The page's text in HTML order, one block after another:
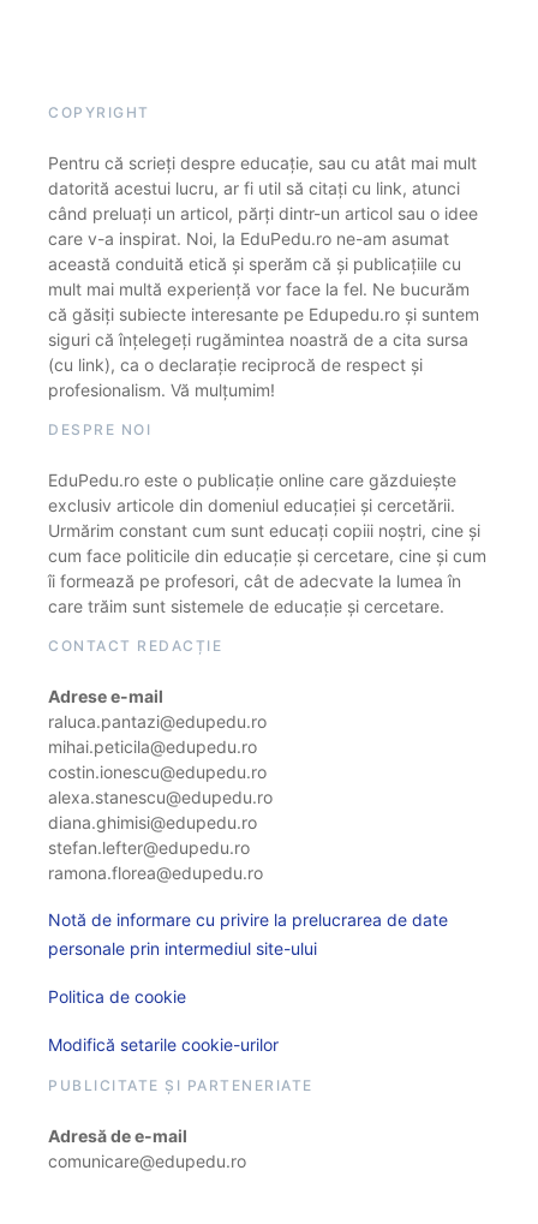
COPYRIGHT
Pentru că scrieți despre educație, sau cu atât mai mult
datorită acestui lucru, ar fi util să citați cu link, atunci
când preluați un articol, părți dintr-un articol sau o idee
care v-a inspirat. Noi, la EduPedu.ro ne-am asumat
această conduită etică și sperăm că și publicațiile cu
mult mai multă experiență vor face la fel. Ne bucurăm
că găsiți subiecte interesante pe Edupedu.ro și suntem
siguri că înțelegeți rugămintea noastră de a cita sursa
(cu link), ca o declarație reciprocă de respect și
profesionalism. Vă mulțumim!
DESPRE NOI
EduPedu.ro este o publicație online care găzduiește
exclusiv articole din domeniul educației și cercetării.
Urmărim constant cum sunt educați copiii noștri, cine și
cum face politicile din educație și cercetare, cine și cum
îi formează pe profesori, cât de adecvate la lumea în
care trăim sunt sistemele de educație și cercetare.
CONTACT REDACȚIE
Adrese e-mail
raluca.pantazi@edupedu.ro
mihai.peticila@edupedu.ro
costin.ionescu@edupedu.ro
alexa.stanescu@edupedu.ro
diana.ghimisi@edupedu.ro
stefan.lefter@edupedu.ro
ramona.florea@edupedu.ro
Notă de informare cu privire la prelucrarea de date
personale prin intermediul site-ului
Politica de cookie
Modifică setarile cookie-urilor
PUBLICITATE ȘI PARTENERIATE
Adresă de e-mail
comunicare@edupedu.ro